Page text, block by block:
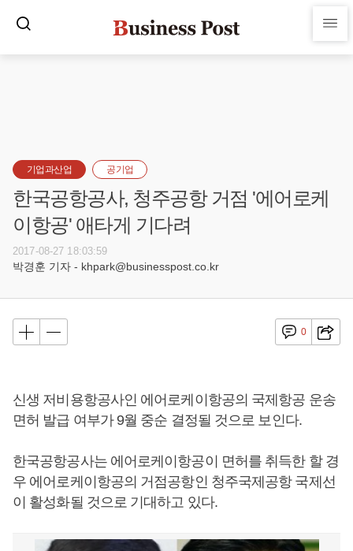
기업과산업 공기업
한국공항공사, 청주공항 거점 '에어로케
이항공' 애타게 기다려
2017-08-27 18:03:59
박경훈 기자 - khpark@businesspost.co.kr
0
신생 저비용항공사인 에어로케이항공의 국제항공 운송
면허 발급 여부가 9월 중순 결정될 것으로 보인다.
한국공항공사는 에어로케이항공이 면허를 취득한 할 경
우 에어로케이항공의 거점공항인 청주국제공항 국제선
이 활성화될 것으로 기대하고 있다.